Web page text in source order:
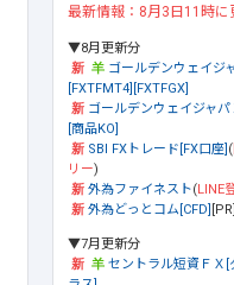
最新情報：8月3日11時に
▼8月更新分
ゴールデンウェイジ
[FXTFMT4][FXTFGX]
ゴールデンウェイジャパ
[商品KO]
SBI FXトレード[FX口座] (
リー)
外為ファイネスト(LINE
外為どっとコム[CFD] [PR]
▼7月更新分
セントラル短資ＦＸ[